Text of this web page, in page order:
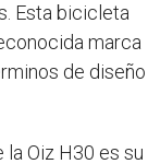
Esta bicicleta
marca
de diseño
Oiz H30 es su